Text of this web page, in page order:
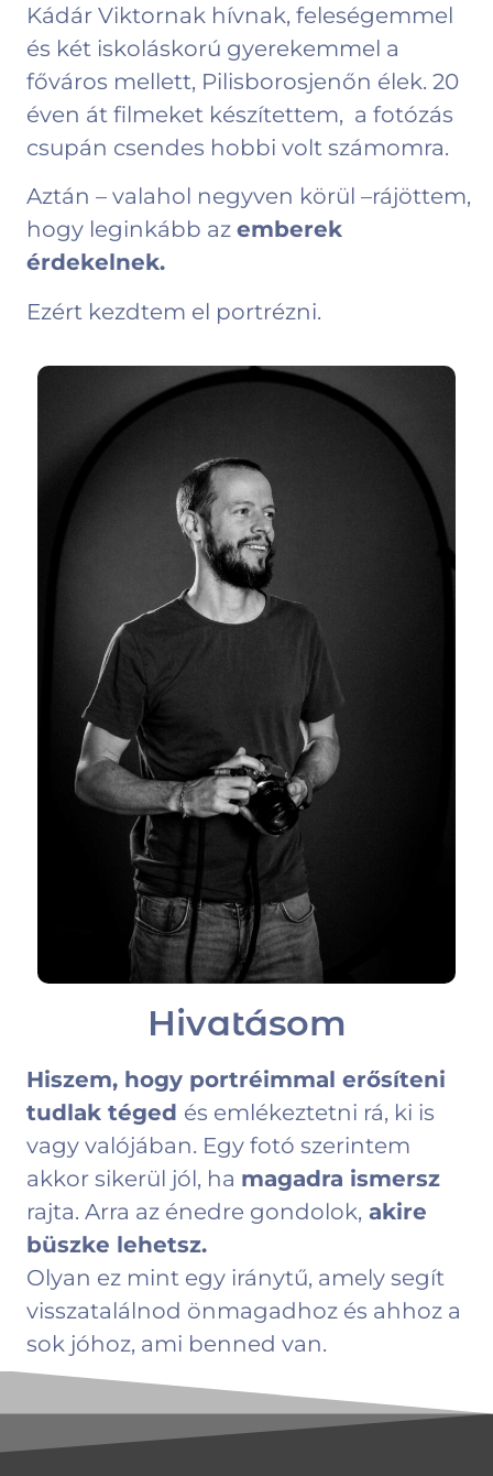
Kádár Viktornak hívnak, feleségemmel
és két iskoláskorú gyerekemmel a
főváros mellett, Pilisborosjenőn élek. 20
éven át filmeket készítettem, a fotózás
csupán csendes hobbi volt számomra.
Aztán – valahol negyven körül –rájöttem,
hogy leginkább az emberek
érdekelnek.
Ezért kezdtem el portrézni.
Hivatásom
Hiszem, hogy portréimmal erősíteni
tudlak téged és emlékeztetni rá, ki is
vagy valójában. Egy fotó szerintem
akkor sikerül jól, ha magadra ismersz
rajta. Arra az énedre gondolok, akire
büszke lehetsz.
Olyan ez mint egy iránytű, amely segít
visszatalálnod önmagadhoz és ahhoz a
sok jóhoz, ami benned van.